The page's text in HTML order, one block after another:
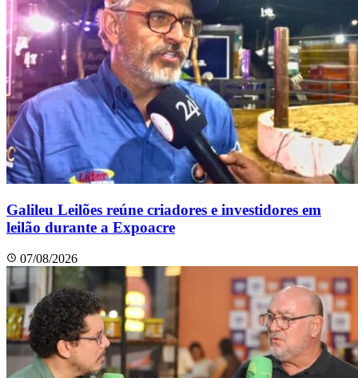
Galileu Leilões reúne criadores e investidores em
leilão durante a Expoacre
07/08/2026